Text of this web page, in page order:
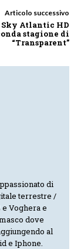
Articolo successivo
Sky Atlantic HD
stagione di
“Transparent”
di
terrestre /
Voghera e
dove
al
e Iphone.